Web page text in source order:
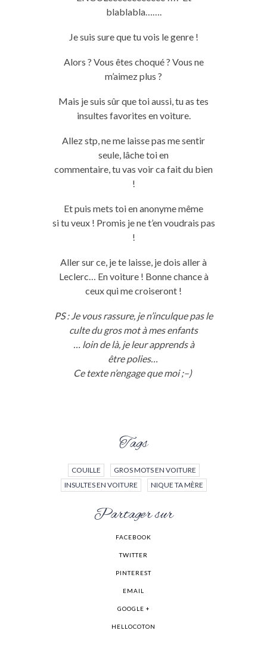
blablabla…….
Je suis sure quetu vois le genre !
Alors ? Vous êtes choqué ? Vous ne
m’aimez plus ?
Mais je suis sûr quetoiaussi,tuas tes
insultes favorites en voiture.
Allezstp, ne me laisse pas me sentir
seule, lâchetoien
commentaire,tuvas voir ca fait du bien
!
Et puis mets toien anonyme même
situveux ! Promis jene t’en voudrais pas
!
Allersur ce, jete laisse, jedois allerà
Leclerc… En voiture ! Bonne chance à
ceux qui me croiseront !
PS : Jevous rassure, jen’inculque pas le
culte du gros mot à mes enfants
… loinde là, jeleur apprends à
être polies…
Ce texte n’engage que moi ;–)
Tags
COUILLE
GROS MOTS EN VOITURE
INSULTES EN VOITURE
NIQUE TA MÈRE
Partager sur
FACEBOOK
TWITTER
PINTEREST
EMAIL
GOOGLE +
HELLOCOTON